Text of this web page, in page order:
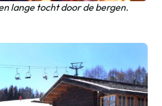
lange tocht door de bergen.